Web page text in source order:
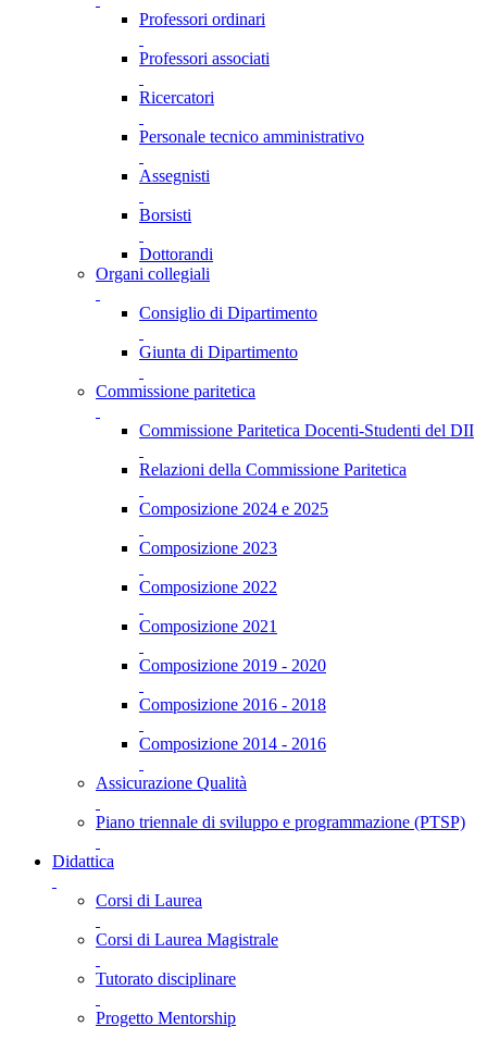
Professori ordinari
Professori associati
Ricercatori
Personale tecnico amministrativo
Assegnisti
Borsisti
Dottorandi
Organi collegiali
Consiglio di Dipartimento
Giunta di Dipartimento
Commissione paritetica
Commissione Paritetica Docenti-Studenti del DII
Relazioni della Commissione Paritetica
Composizione 2024 e 2025
Composizione 2023
Composizione 2022
Composizione 2021
Composizione 2019 - 2020
Composizione 2016 - 2018
Composizione 2014 - 2016
Assicurazione Qualità
Piano triennale di sviluppo e programmazione (PTSP)
Didattica
Corsi di Laurea
Corsi di Laurea Magistrale
Tutorato disciplinare
Progetto Mentorship